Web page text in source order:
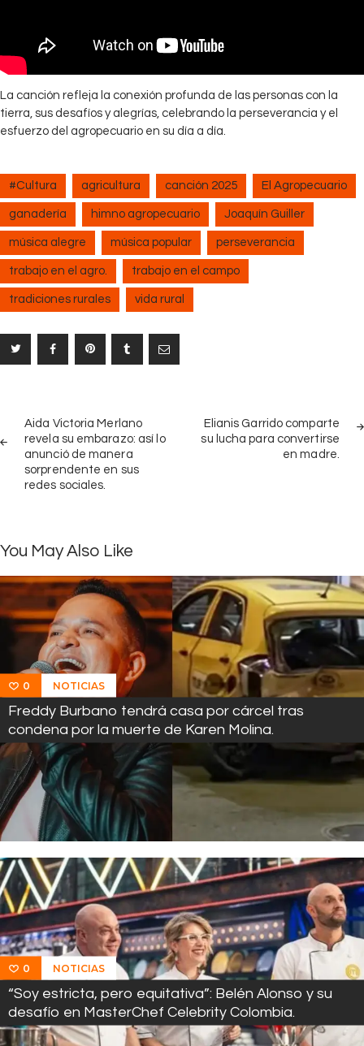
La canción refleja la conexión profunda de las personas con la
tierra, sus desafíos y alegrías, celebrando la perseverancia y el
esfuerzo del agropecuario en su día a día.
#Cultura agricultura canción 2025 El Agropecuario
ganadería himno agropecuario Joaquín Guiller
música alegre música popular perseverancia
trabajo en el agro. trabajo en el campo
tradiciones rurales vida rural
de
entradas
POST
Aida Victoria Merlano
revela su embarazo: así lo
anunció de manera
sorprendente en sus
redes sociales.
Elianis Garrido comparte
su lucha para convertirse
en madre.
You May Also Like
0 NOTICIAS
Freddy Burbano tendrá casa por cárcel tras
condena por la muerte de Karen Molina.
0 NOTICIAS
“Soy estricta, pero equitativa”: Belén Alonso y su
desafío en MasterChef Celebrity Colombia.